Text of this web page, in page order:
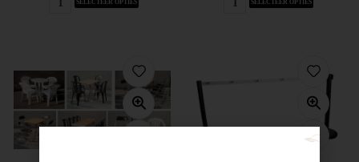
SELECTEER OPTIES SELECTEER OPTIES